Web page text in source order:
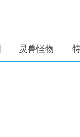
灵兽怪物